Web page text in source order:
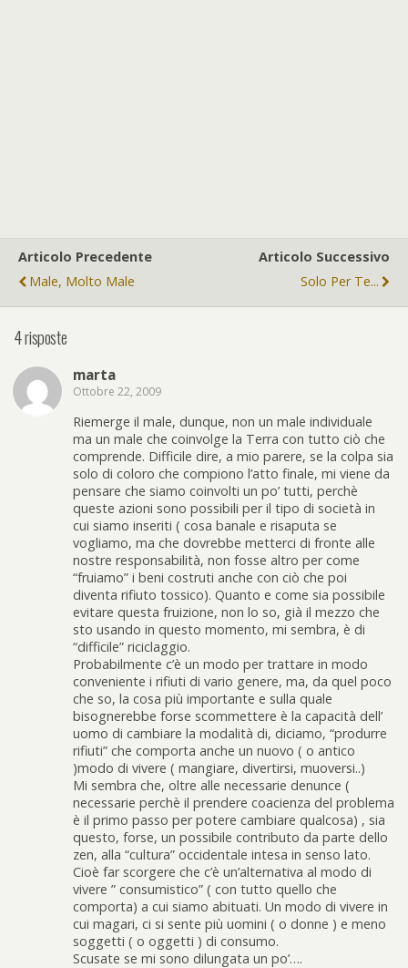
Articolo Precedente
Male, Molto Male
Articolo Successivo
Solo Per Te...
4 risposte
marta
Ottobre 22, 2009
Riemerge il male, dunque, non un male individuale
ma un male che coinvolge la Terra con tutto ciò che
comprende. Difficile dire, a mio parere, se la colpa sia
solo di coloro che compiono l’atto finale, mi viene da
pensare che siamo coinvolti un po’ tutti, perchè
queste azioni sono possibili per il tipo di società in
cui siamo inseriti ( cosa banale e risaputa se
vogliamo, ma che dovrebbe metterci di fronte alle
nostre responsabilità, non fosse altro per come
“fruiamo” i beni costruti anche con ciò che poi
diventa rifiuto tossico). Quanto e come sia possibile
evitare questa fruizione, non lo so, già il mezzo che
sto usando in questo momento, mi sembra, è di
“difficile” riciclaggio.
Probabilmente c’è un modo per trattare in modo
conveniente i rifiuti di vario genere, ma, da quel poco
che so, la cosa più importante e sulla quale
bisognerebbe forse scommettere è la capacità dell’
uomo di cambiare la modalità di, diciamo, “produrre
rifiuti” che comporta anche un nuovo ( o antico
)modo di vivere ( mangiare, divertirsi, muoversi..)
Mi sembra che, oltre alle necessarie denunce (
necessarie perchè il prendere coacienza del problema
è il primo passo per potere cambiare qualcosa) , sia
questo, forse, un possibile contributo da parte dello
zen, alla “cultura” occidentale intesa in senso lato.
Cioè far scorgere che c’è un’alternativa al modo di
vivere ” consumistico” ( con tutto quello che
comporta) a cui siamo abituati. Un modo di vivere in
cui magari, ci si sente più uomini ( o donne ) e meno
soggetti ( o oggetti ) di consumo.
Scusate se mi sono dilungata un po’….